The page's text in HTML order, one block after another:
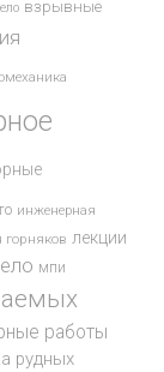
взрывные
инженерная
горняков лекции
мпи
работы
рудных